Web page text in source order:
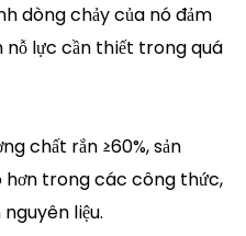
dòng chảy của nó đảm
nỗ lực cần thiết trong quá
chất rắn ≥60%, sản
hơn trong các công thức,
liệu.